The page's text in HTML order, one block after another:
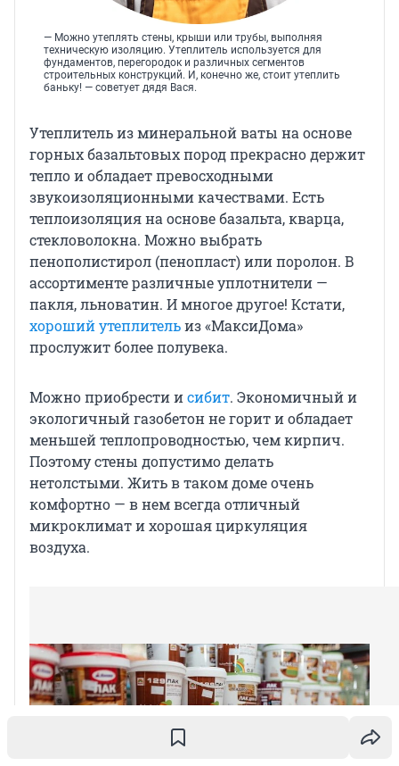
— Можно утеплять стены, крыши или трубы, выполняя
техническую изоляцию. Утеплитель используется для
фундаментов, перегородок и различных сегментов
строительных конструкций. И, конечно же, стоит утеплить
баньку! — советует дядя Вася.
Утеплитель из минеральной ваты на основе
горных базальтовых пород прекрасно держит
тепло и обладает превосходными
звукоизоляционными качествами. Есть
теплоизоляция на основе базальта, кварца,
стекловолокна. Можно выбрать
пенополистирол (пенопласт) или поролон. В
ассортименте различные уплотнители —
пакля, льноватин. И многое другое! Кстати,
хороший утеплительиз «МаксиДома»
прослужит более полувека.
Можно приобрести исибит. Экономичный и
экологичный газобетон не горит и обладает
меньшей теплопроводностью, чем кирпич.
Поэтому стены допустимо делать
нетолстыми. Жить в таком доме очень
комфортно — в нем всегда отличный
микроклимат и хорошая циркуляция
воздуха.